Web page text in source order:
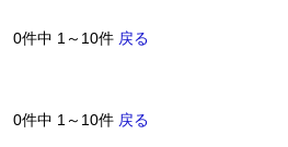
0件中 1～10件 戻る
0件中 1～10件 戻る